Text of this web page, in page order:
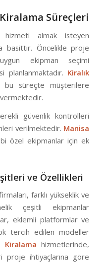
Süreçleri
hizmeti almak isteyen
basittir. Öncelikle proje
ekipman seçimi
planlanmaktadır. Kiralık
bu süreçte müşterilere
vermektedir.
güvenlik kontrolleri
verilmektedir. Manisa
özel ekipmanlar için ek
ve Özellikleri
farklı yükseklik ve
çeşitli ekipmanlar
eklemli platformlar ve
tercih edilen modeller
hizmetlerinde,
proje ihtiyaçlarına göre